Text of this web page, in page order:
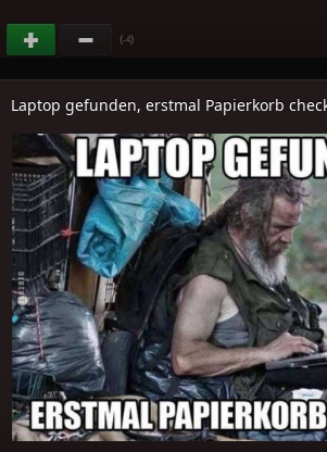
(-4)
Laptop gefunden, erstmal Papierkorb